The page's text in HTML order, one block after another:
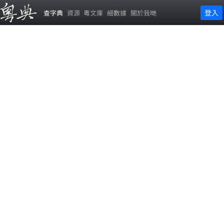
查字典 資源 粵文庫 細數據 關於我哋 登入